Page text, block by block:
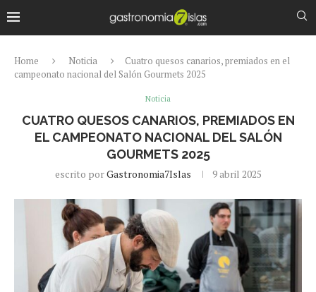
Home Noticia
Cuatro quesos canarios, premiados en el
campeonato nacional del Salón Gourmets 2025
Noticia
CUATRO QUESOS CANARIOS, PREMIADOS EN
EL CAMPEONATO NACIONAL DEL SALÓN
GOURMETS 2025
escrito porGastronomia7Islas 9 abril 2025